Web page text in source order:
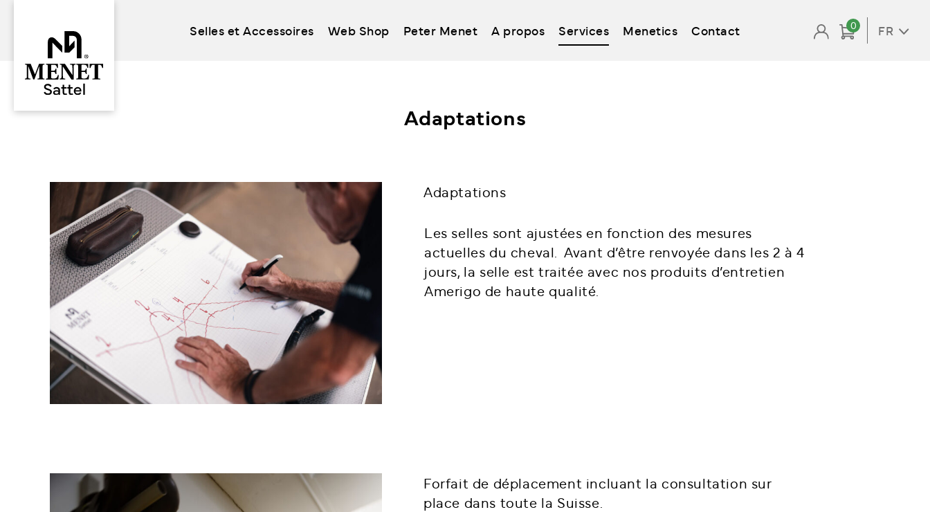
Selles et Accessoires Web Shop Peter Menet A propos Services Menetics Contact 0 FR
Adaptations
Adaptations
Les selles sont ajustées en fonction des mesures
actuelles du cheval. Avant d’être renvoyée dans les 2 à 4
jours, la selle est traitée avec nos produits d’entretien
Amerigo de haute qualité.
Forfait de déplacement incluant la consultation sur
place dans toute la Suisse.